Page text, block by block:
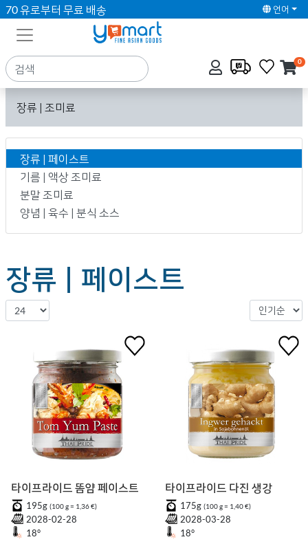
70 유로부터 무료 배송 언어
0
장류 | 조미료
장류 | 페이스트
기름 | 액상 조미료
분말 조미료
양념 | 육수 | 분식 소스
장류 | 페이스트
타이프라이드 똠얌 페이스트
195g (100 g = 1,36 €)
2028-02-28
18°
타이프라이드 다진 생강
175g (100 g = 1,40 €)
2028-03-28
18°